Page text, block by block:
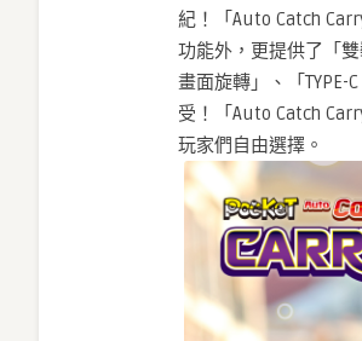
紀！「Auto Catch
功能外，更提供了「
畫面旋轉」、「
受！「Auto Catch
玩家們自由選擇。